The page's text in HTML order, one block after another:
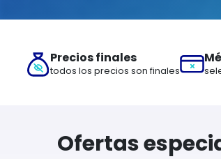
Precios finales
todos los precios son finales
Ofertas